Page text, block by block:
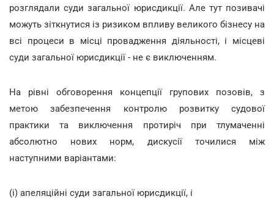
розглядали суди загальної юрисдикції. Але тут позивачі
можуть зіткнутися із ризиком впливу великого бізнесу на
всі процеси в місці провадження діяльності, і місцеві
суди загальної юрисдикції - не є виключенням.
На рівні обговорення концепції групових позовів, з
метою забезпечення контролю розвитку судової
практики та виключення протиріч при тлумаченні
абсолютно нових норм, дискусії точилися між
наступними варіантами:
(і) апеляційні суди загальної юрисдикції, і